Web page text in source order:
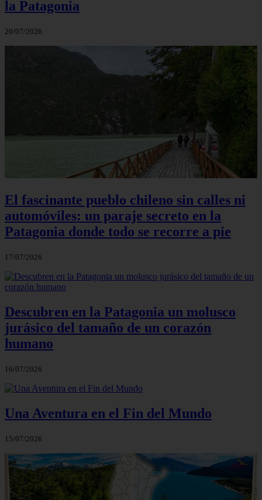
la Patagonia
20/07/2026
El fascinante pueblo chileno sin calles ni
automóviles: un paraje secreto en la
Patagonia donde todo se recorre a pie
17/07/2026
Descubren en la Patagonia un molusco
jurásico del tamaño de un corazón
humano
16/07/2026
Una Aventura en el Fin del Mundo
15/07/2026